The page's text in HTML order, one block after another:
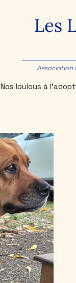
Les
Association
Nos loulous à